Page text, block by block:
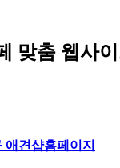
맞춤 웹사